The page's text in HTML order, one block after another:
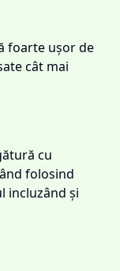
foarte ușor de
cât mai
cu
folosind
incluzând și